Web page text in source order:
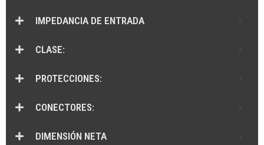
IMPEDANCIA DE ENTRADA
CLASE:
PROTECCIONES:
CONECTORES:
DIMENSIÓN NETA